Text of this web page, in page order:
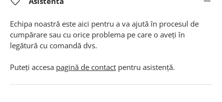
Echipa noastră este aici pentru a va ajută în procesul de
cumpărare sau cu orice problema pe care o aveți în
legătură cu comandă dvs.
Puteți accesa pagină de contact pentru asistență.